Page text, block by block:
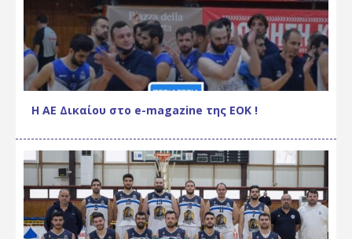
Η ΑΕ Δικαίου στο e-magazine της ΕΟΚ !